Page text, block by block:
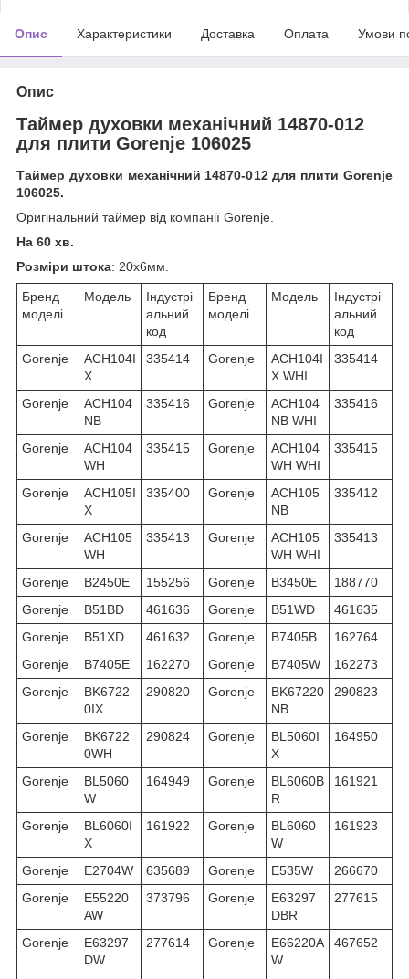
Опис Характеристики Доставка Оплата Умови
Опис
Таймер духовки механічний 14870-012
для плити Gorenje 106025
Таймер духовки механічний 14870-012 для плити Gorenje
106025.
Оригінальний таймер від компанії Gorenje.
На 60 хв.
Розміри штока: 20х6мм.
Бренд
моделі
Модель
Індустрі
альний
код
Бренд
моделі
Модель
Індустрі
альний
код
Gorenje
ACH104I
X
335414 Gorenje
ACH104I
X WHI
335414
Gorenje
ACH104
NB
335416 Gorenje
ACH104
NB WHI
335416
Gorenje
ACH104
WH
335415 Gorenje
ACH104
WH WHI
335415
Gorenje
ACH105I
X
335400 Gorenje
ACH105
NB
335412
Gorenje
ACH105
WH
335413 Gorenje
ACH105
WH WHI
335413
Gorenje B2450E 155256 Gorenje B3450E
188770
Gorenje
B51BD 461636 Gorenje B51WD
461635
Gorenje
B51XD 461632 Gorenje B7405B
162764
Gorenje
B7405E 162270 Gorenje B7405W
162273
Gorenje
BK6722
0IX
290820 Gorenje
BK67220
NB
290823
Gorenje
BK6722
0WH
290824 Gorenje
BL5060I
X
164950
Gorenje
BL5060
W
164949 Gorenje
BL6060B
R
161921
Gorenje
BL6060I
X
161922 Gorenje
BL6060
W
161923
Gorenje E2704W 635689 Gorenje E535W
266670
Gorenje
E55220
AW
373796 Gorenje
E63297
DBR
277615
Gorenje
E63297
DW
277614 Gorenje
E66220A
W
467652